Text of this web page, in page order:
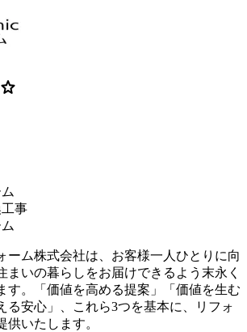
star
事
ーム株式会社は、お客様一人ひとりに向
まいの暮らしをお届けできるよう末永く
す。「価値を高める提案」「価値を生む
る安心」、これら3つを基本に、リフォ
供いたします。